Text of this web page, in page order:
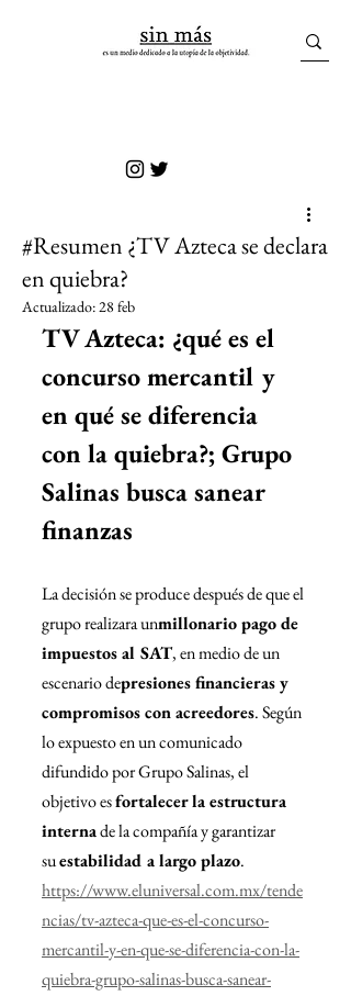
#Resumen ¿TV Azteca se declara
en quiebra?
Actualizado:28 feb
TV Azteca: ¿qué es el
concurso mercantil y
en qué se diferencia
con la quiebra?; Grupo
Salinas busca sanear
finanzas
La decisión se produce después de que el
grupo realizara unmillonario pago de
impuestos al SAT, en medio de un
escenario depresiones financieras y
compromisos con acreedores. Según
lo expuesto en un comunicado
difundido por Grupo Salinas, el
objetivo es fortalecer la estructura
interna de la compañía y garantizar
su estabilidad a largo plazo.
https://www.eluniversal.com.mx/tende
ncias/tv-azteca-que-es-el-concurso-
mercantil-y-en-que-se-diferencia-con-la-
quiebra-grupo-salinas-busca-sanear-